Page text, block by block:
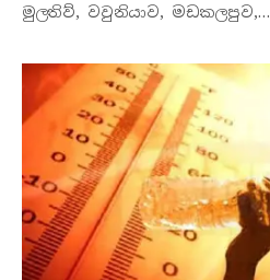
මුලතිව්, වවුනියාව, මඩකලපුව,…